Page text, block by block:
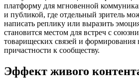
платформу для мгновенной
и публикой, где отдельный зритель
написать реплику или выразить
становится местом для встреч с
товарищеских связей и формирования
причастности к сообществу.
Эффект живого